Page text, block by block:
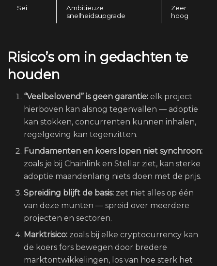
Sei
Ambitieuze
snelheidsupgrade
Zeer
hoog
Risico’s om in gedachten te
houden
“Veelbelovend” is geen garantie: elk project
hierboven kan alsnog tegenvallen — adoptie
kan stokken, concurrenten kunnen inhalen,
regelgeving kan tegenzitten.
Fundamenten en koers lopen niet synchroon:
zoals je bij Chainlink en Stellar ziet, kan sterke
adoptie maandenlang niets doen met de prijs.
Spreiding blijft de basis: zet niet alles op één
van deze munten — spreid over meerdere
projecten en sectoren.
Marktrisico: zoals bij elke cryptocurrency kan
de koers fors bewegen door bredere
marktontwikkelingen, los van hoe sterk het